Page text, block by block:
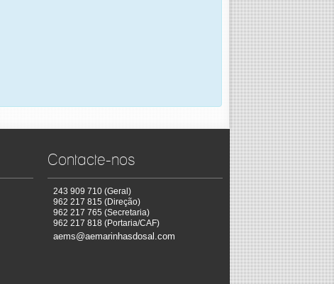
Contacte-nos
243 909 710 (Geral)
962 217 815 (Direção)
962 217 765 (Secretaria)
962 217 818 (Portaria/CAF)
aems@aemarinhasdosal.com